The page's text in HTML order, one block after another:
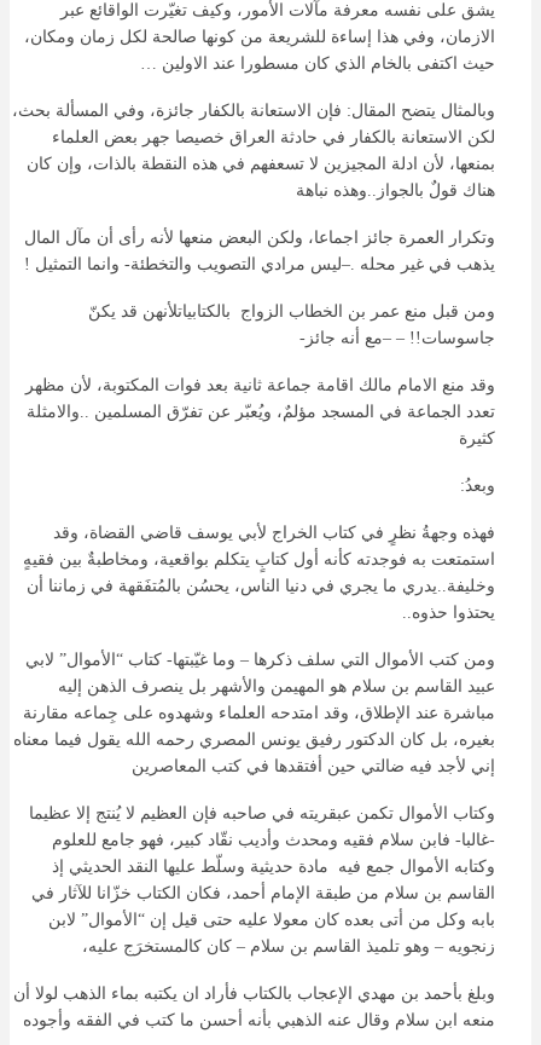
يشق على نفسه معرفة مآلات الأمور، وكيف تغيّرت الواقائع عبر
الازمان، وفي هذا إساءة للشريعة من كونها صالحة لكل زمان ومكان،
حيث اكتفى بالخام الذي كان مسطورا عند الاولين …
وبالمثال يتضح المقال: فإن الاستعانة بالكفار جائزة، وفي المسألة بحث،
لكن الاستعانة بالكفار في حادثة العراق خصيصا جهر بعض العلماء
بمنعها، لأن ادلة المجيزين لا تسعفهم في هذه النقطة بالذات، وإن كان
هناك قولٌ بالجواز..وهذه نباهة
وتكرار العمرة جائز اجماعا، ولكن البعض منعها لأنه رأى أن مآل المال
يذهب في غير محله .–ليس مرادي التصويب والتخطئة- وانما التمثيل !
ومن قبل منع عمر بن الخطاب الزواج بالكتابياتلأنهن قد يكنّ
جاسوسات!! – –مع أنه جائز-
وقد منع الامام مالك اقامة جماعة ثانية بعد فوات المكتوبة، لأن مظهر
تعدد الجماعة في المسجد مؤلمٌ، ويُعبّر عن تفرّق المسلمين ..والامثلة
كثيرة
وبعدُ:
فهذه وجهةُ نظرٍ في كتاب الخراج لأبي يوسف قاضي القضاة، وقد
استمتعت به فوجدته كأنه أول كتابٍ يتكلم بواقعية، ومخاطبةٌ بين فقيهٍ
وخليفة..يدري ما يجري في دنيا الناس، يحسُن بالمُتفَقهة في زماننا أن
يحتذوا حذوه..
ومن كتب الأموال التي سلف ذكرها – وما غيّبتها- كتاب “الأموال” لابي
عبيد القاسم بن سلام هو المهيمن والأشهر بل ينصرف الذهن إليه
مباشرة عند الإطلاق، وقد امتدحه العلماء وشهدوه على جِماعه مقارنة
بغيره، بل كان الدكتور رفيق يونس المصري رحمه الله يقول فيما معناه
إني لأجد فيه ضالتي حين أفتقدها في كتب المعاصرين
وكتاب الأموال تكمن عبقريته في صاحبه فإن العظيم لا يُنتج إلا عظيما
-غالبا- فابن سلام فقيه ومحدث وأديب نقّاد كبير، فهو جامع للعلوم
وكتابه الأموال جمع فيه مادة حديثية وسلّط عليها النقد الحديثي إذ
القاسم بن سلام من طبقة الإمام أحمد، فكان الكتاب خزّانا للآثار في
بابه وكل من أتى بعده كان معولا عليه حتى قيل إن “الأموال” لابن
زنجويه – وهو تلميذ القاسم بن سلام – كان كالمستخرَج عليه،
وبلغ بأحمد بن مهدي الإعجاب بالكتاب فأراد ان يكتبه بماء الذهب لولا أن
منعه ابن سلام وقال عنه الذهبي بأنه أحسن ما كتب في الفقه وأجوده